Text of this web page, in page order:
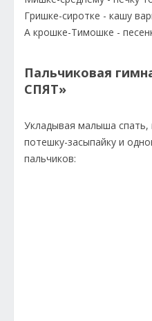
Гришке-сиротке - кашу
А крошке-Тимошке -
Пальчиковая
СПЯТ»
Укладывая малыша
потешку-засыпайку и
пальчиков: